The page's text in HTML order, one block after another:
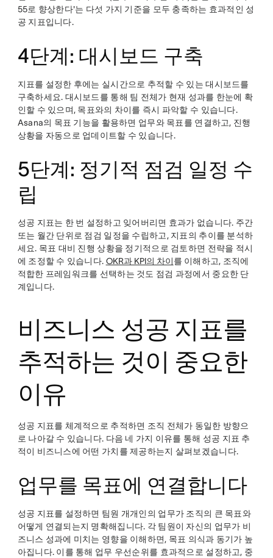
55로 향상한다'는 다섯 가지 기준을 모두 충족하는 효과적인 성
공 지표입니다.
4단계: 대시보드 구축
지표를 설정한 후에는 실시간으로 추적할 수 있는 대시보드를
구축하세요. 대시보드를 통해 팀 전체가 현재 성과를 한눈에 확
인할 수 있으며, 목표와의 차이를 즉시 파악할 수 있습니다.
Asana의 목표 기능을 활용하면 업무와 목표를 연결하고, 진행
상황을 자동으로 업데이트할 수 있습니다.
5단계: 정기적 점검 일정 수
립
성공 지표는 한 번 설정하고 잊어버리면 효과가 없습니다. 주간
또는 월간 단위로 점검 일정을 수립하고, 지표의 추이를 분석하
세요. 목표 대비 진행 상황을 정기적으로 검토하면 전략을 적시
에 조정할 수 있습니다. OKR과 KPI의 차이를 이해하고, 조직에
적합한 프레임워크를 선택하는 것도 점검 과정에서 중요한 단
계입니다.
비즈니스 성공 지표를
추적하는 것이 중요한
이유
성공 지표를 체계적으로 추적하면 조직 전체가 동일한 방향으
로 나아갈 수 있습니다. 다음 네 가지 이유를 통해 성공 지표 추
적이 비즈니스에 어떤 가치를 제공하는지 살펴보겠습니다.
업무를 목표에 연결합니다
성공 지표를 설정하면 팀원 개개인의 업무가 조직의 큰 목표와
어떻게 연결되는지 명확해집니다. 각 팀원이 자신의 업무가 비
즈니스 성과에 미치는 영향을 이해하면, 목표 의식과 동기가 높
아집니다. 이를 통해 업무 우선순위를 효과적으로 설정하고, 중